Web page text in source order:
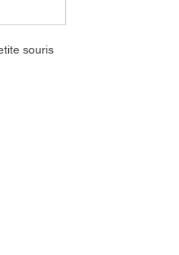
souris